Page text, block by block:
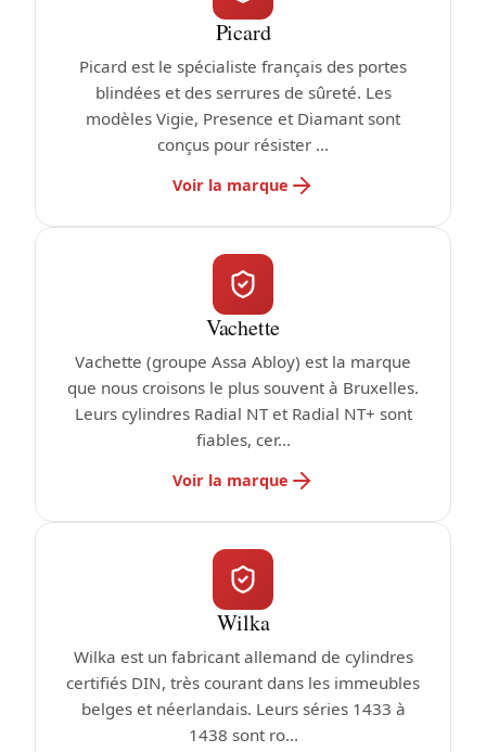
Picard
Picard est le spécialiste français des portes
blindées et des serrures de sûreté. Les
modèles Vigie, Presence et Diamant sont
conçus pour résister ...
Voir la marque
Vachette
Vachette (groupe Assa Abloy) est la marque
que nous croisons le plus souvent à Bruxelles.
Leurs cylindres Radial NT et Radial NT+ sont
fiables, cer...
Voir la marque
Wilka
Wilka est un fabricant allemand de cylindres
certifiés DIN, très courant dans les immeubles
belges et néerlandais. Leurs séries 1433 à
1438 sont ro...